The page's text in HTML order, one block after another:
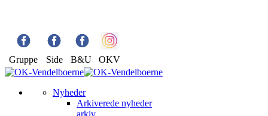
Gruppe Side B&U OKV
Nyheder
Arkiverede nyheder
arkiv